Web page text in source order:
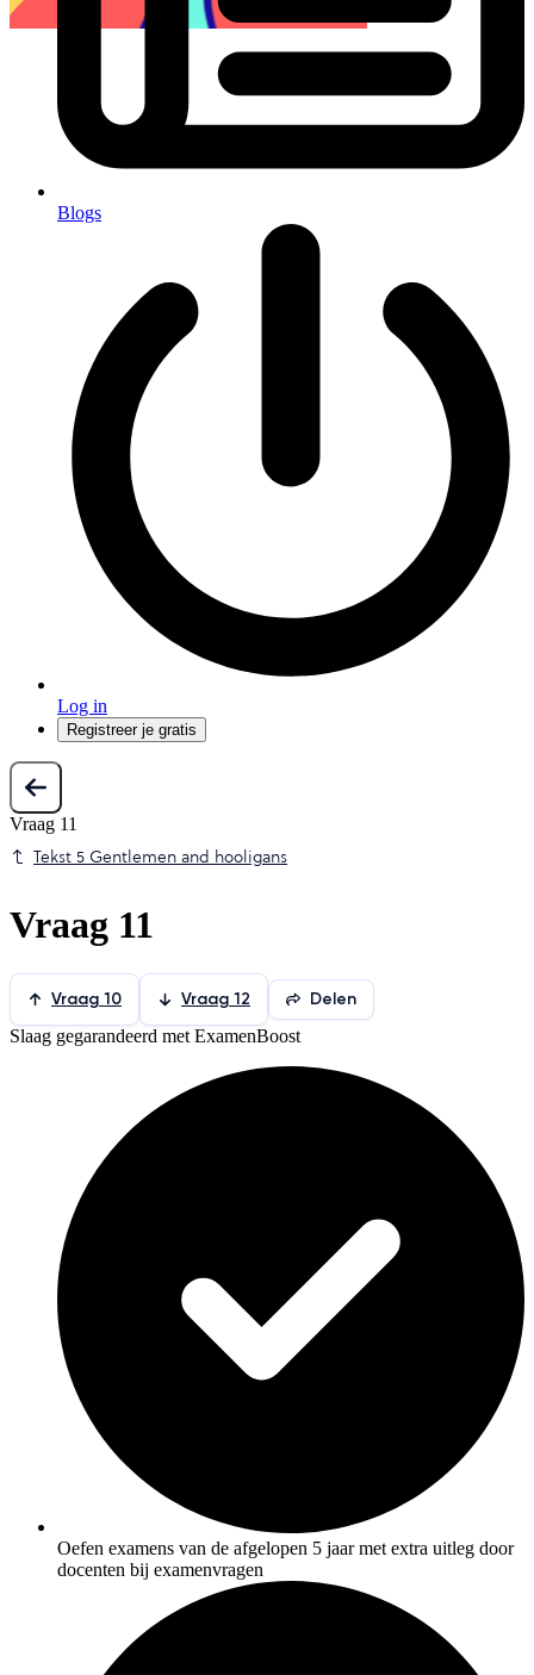
Blogs
Log in
Registreer je gratis
Vraag 11
Tekst 5 Gentlemen and hooligans
Vraag 11
Vraag 10 Vraag 12
Delen
Slaag gegarandeerd met ExamenBoost
Oefen examens van de afgelopen 5 jaar met extra uitleg door
docenten bij examenvragen